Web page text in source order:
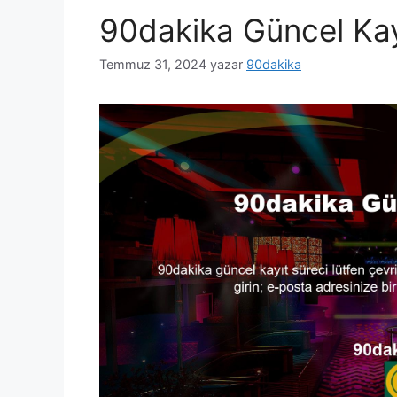
90dakika Güncel
Temmuz 31, 2024 yazar 90dakika